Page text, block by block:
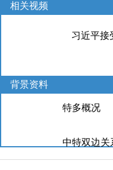
相关视频
习近平接
背景资料
特多概况
中特双边关